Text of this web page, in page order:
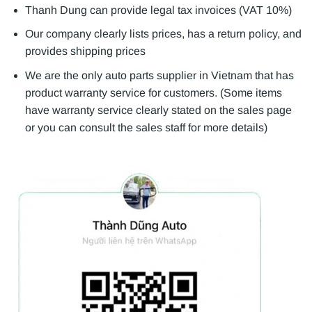
Thanh Dung can provide legal tax invoices (VAT 10%)
Our company clearly lists prices, has a return policy, and
provides shipping prices
We are the only auto parts supplier in Vietnam that has
product warranty service for customers. (Some items
have warranty service clearly stated on the sales page
or you can consult the sales staff for more details)